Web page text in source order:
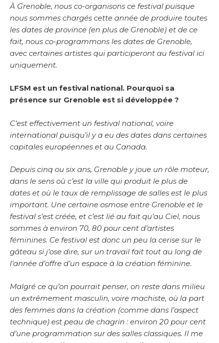
À Grenoble, nous co-organisons ce festival puisque
nous sommes chargés cette année de produire toutes
les dates de province (en plus de Grenoble) et de ce
fait, nous co-programmons les dates de Grenoble,
avec certaines artistes qui participeront au festival ici
uniquement.
LFSM est un festival national. Pourquoi sa
présence sur Grenoble est si développée ?
C’est effectivement un festival national, voire
international puisqu’il y a eu des dates dans certaines
capitales européennes et au Canada.
Depuis cinq ou six ans, Grenoble y joue un rôle moteur,
dans le sens où c’est la ville qui produit le plus de
dates et où le taux de remplissage de salles est le plus
important. Une certaine osmose entre Grenoble et le
festival s’est créée, et c’est lié au fait qu’au Ciel, nous
sommes à environ 70, 80 pour cent d’artistes
féminines. Ce festival est donc un peu la cerise sur le
gâteau si j’ose dire, sur un travail fait tout au long de
l’année d’offre d’un espace à la création féminine.
Malgré ce qu’on pourrait penser, on reste dans milieu
un extrêmement masculin, voire machiste, où la part
des femmes dans la création (comme dans l’aspect
technique) est peau de chagrin : environ 20 pour cent
d’une programmation sur des salles classiques. Il me